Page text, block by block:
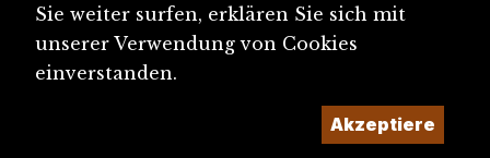
Sie weiter surfen, erklären Sie sich mit
unserer Verwendung von Cookies
einverstanden.
Akzeptiere